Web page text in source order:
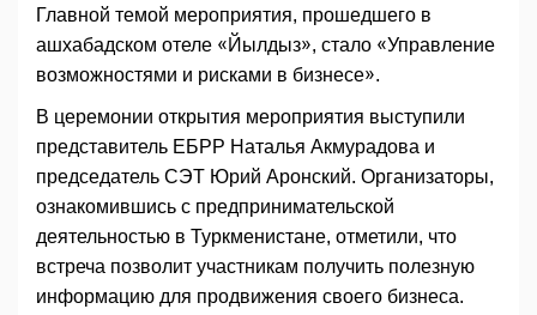
Главной темой мероприятия, прошедшего в
ашхабадском отеле «Йылдыз», стало «Управление
возможностями и рисками в бизнесе».
В церемонии открытия мероприятия выступили
представитель ЕБРР Наталья Акмурадова и
председатель СЭТ Юрий Аронский. Организаторы,
ознакомившись с предпринимательской
деятельностью в Туркменистане, отметили, что
встреча позволит участникам получить полезную
информацию для продвижения своего бизнеса.